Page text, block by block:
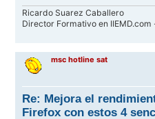
Ricardo Suarez Caballero
Director Formativo en IIEMD.com
msc hotline sat
Re: Mejora el
Firefox con estos 4